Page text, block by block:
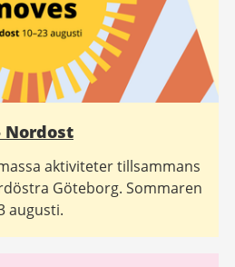
Nordost
aktiviteter tillsammans
Göteborg. Sommaren
augusti.